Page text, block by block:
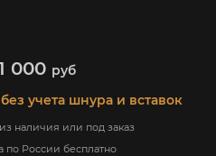
000 руб
учета шнура и вставок
наличия или под заказ
по России бесплатно